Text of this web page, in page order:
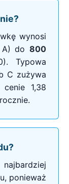
wynosi
A) do800
Typowa
C zużywa
1,38
ponieważ